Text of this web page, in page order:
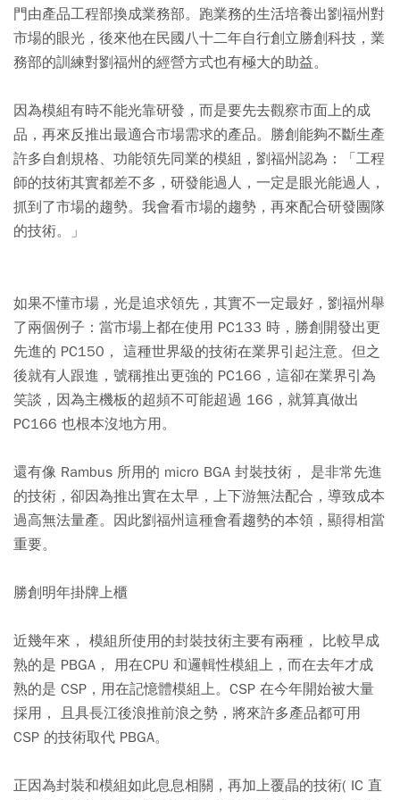
門由產品工程部換成業務部。跑業務的生活培養出劉福州對
市場的眼光，後來他在民國八十二年自行創立勝創科技，業
務部的訓練對劉福州的經營方式也有極大的助益。
因為模組有時不能光靠研發，而是要先去觀察市面上的成
品，再來反推出最適合市場需求的產品。勝創能夠不斷生產
許多自創規格、功能領先同業的模組，劉福州認為：「工程
師的技術其實都差不多，研發能過人，一定是眼光能過人，
抓到了市場的趨勢。我會看市場的趨勢，再來配合研發團隊
的技術。」
如果不懂市場，光是追求領先，其實不一定最好，劉福州舉
了兩個例子：當市場上都在使用 PC133 時，勝創開發出更
先進的 PC150， 這種世界級的技術在業界引起注意。但之
後就有人跟進，號稱推出更強的 PC166，這卻在業界引為
笑談，因為主機板的超頻不可能超過 166，就算真做出
PC166 也根本沒地方用。
還有像 Rambus 所用的 micro BGA 封裝技術， 是非常先進
的技術，卻因為推出實在太早，上下游無法配合，導致成本
過高無法量產。因此劉福州這種會看趨勢的本領，顯得相當
重要。
勝創明年掛牌上櫃
近幾年來， 模組所使用的封裝技術主要有兩種， 比較早成
熟的是 PBGA， 用在CPU 和邏輯性模組上，而在去年才成
熟的是 CSP，用在記憶體模組上。CSP 在今年開始被大量
採用， 且具長江後浪推前浪之勢，將來許多產品都可用
CSP 的技術取代 PBGA。
正因為封裝和模組如此息息相關，再加上覆晶的技術( IC 直